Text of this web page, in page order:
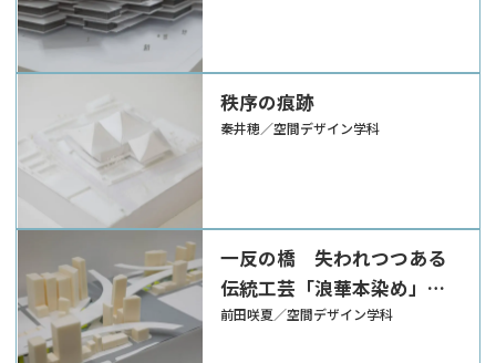
秩序の痕跡
秦井穂／空間デザイン学科
一反の橋 失われつつある
伝統工芸「浪華本染め」
と、東横堀川かいわいの再
前田咲夏／空間デザイン学科